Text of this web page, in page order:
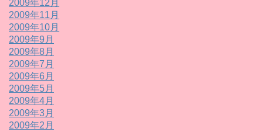
2009年12月
2009年11月
2009年10月
2009年9月
2009年8月
2009年7月
2009年6月
2009年5月
2009年4月
2009年3月
2009年2月